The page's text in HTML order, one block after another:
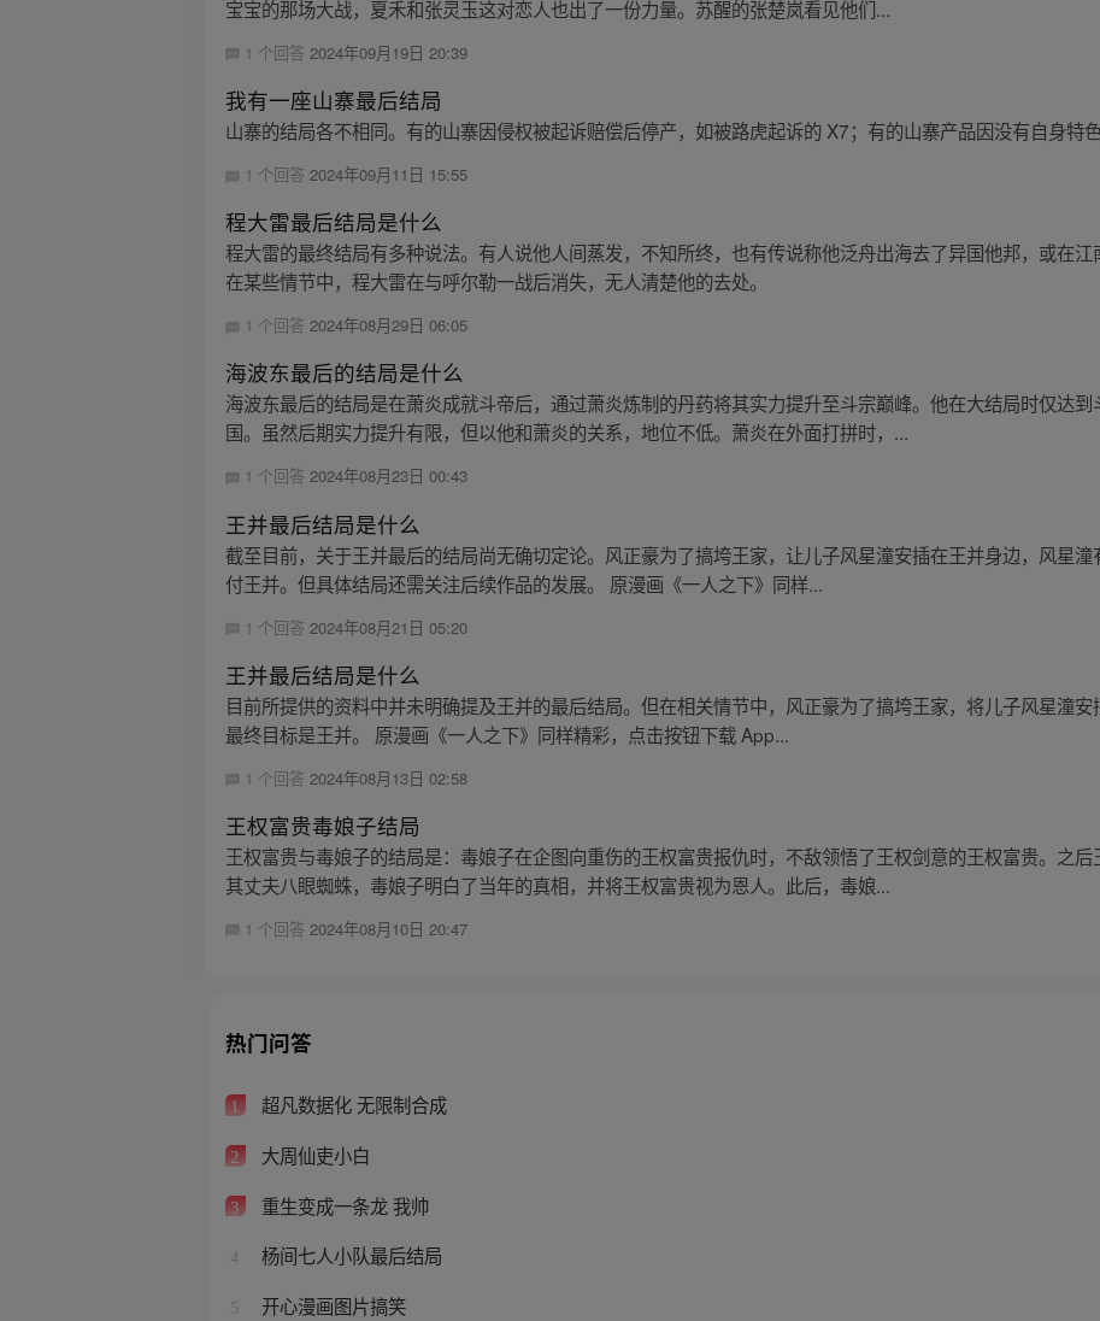
宝宝的那场大战，夏禾和张灵玉这对恋人也出了一份力量。苏醒的张楚岚看见他们...
1 个回答 2024年09月19日 20:39
我有一座山寨最后结局
山寨的结局各不相同。有的山寨因侵权被起诉赔偿后停产，如被路虎起诉的 X7；有的山寨产品因没有自身特色
1 个回答2024年09月11日 15:55
程大雷最后结局是什么
程大雷的最终结局有多种说法。有人说他人间蒸发，不知所终，也有传说称他泛舟出海去了异国他邦，或在江
在某些情节中，程大雷在与呼尔勒一战后消失，无人清楚他的去处。
1 个回答2024年08月29日 06:05
海波东最后的结局是什么
海波东最后的结局是在萧炎成就斗帝后，通过萧炎炼制的丹药将其实力提升至斗宗巅峰。他在大结局时仅达
国。虽然后期实力提升有限，但以他和萧炎的关系，地位不低。萧炎在外面打拼时，...
1 个回答2024年08月23日 00:43
王并最后结局是什么
截至目前，关于王并最后的结局尚无确切定论。风正豪为了搞垮王家，让儿子风星潼安插在王并身边，风星
付王并。但具体结局还需关注后续作品的发展。 原漫画《一人之下》同样...
1 个回答 2024年08月21日 05:20
王并最后结局是什么
目前所提供的资料中并未明确提及王并的最后结局。但在相关情节中，风正豪为了搞垮王家，将儿子风星潼
最终目标是王并。 原漫画《一人之下》同样精彩，点击按钮下载 App...
1 个回答 2024年08月13日 02:58
王权富贵毒娘子结局
王权富贵与毒娘子的结局是：毒娘子在企图向重伤的王权富贵报仇时，不敌领悟了王权剑意的王权富贵。之
其丈夫八眼蜘蛛，毒娘子明白了当年的真相，并将王权富贵视为恩人。此后，毒娘...
1 个回答2024年08月10日 20:47
热门问答
1 超凡数据化 无限制合成
2 大周仙吏小白
3 重生变成一条龙 我帅
4 杨间七人小队最后结局
5 开心漫画图片搞笑